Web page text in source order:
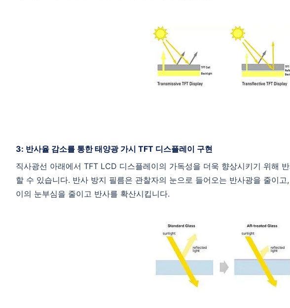
3: 반사율 감소를 통한 태양광 가시 TFT 디스플레이 구현
직사광선 아래에서 TFT LCD 디스플레이의 가독성을 더욱 향상시키기 위해
할 수 있습니다. 반사 방지 필름은 관찰자의 눈으로 들어오는 반사광을 줄이
이의 눈부심을 줄이고 반사를 확산시킵니다.